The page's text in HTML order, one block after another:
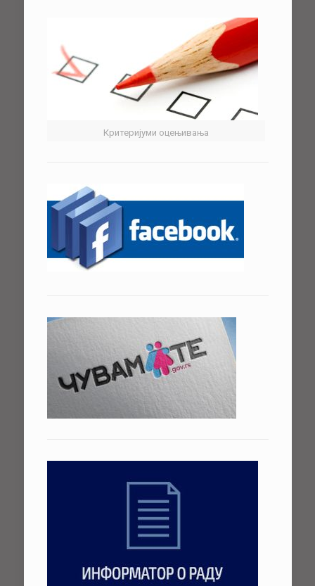
Критеријуми оцењивања